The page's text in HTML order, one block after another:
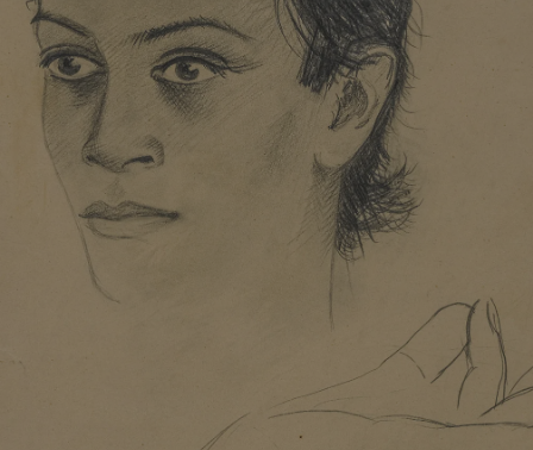
ARCHIVO
CERTAMEN DE DIBUJO
FUNDACIÓN
TIENDA
NOTICIAS